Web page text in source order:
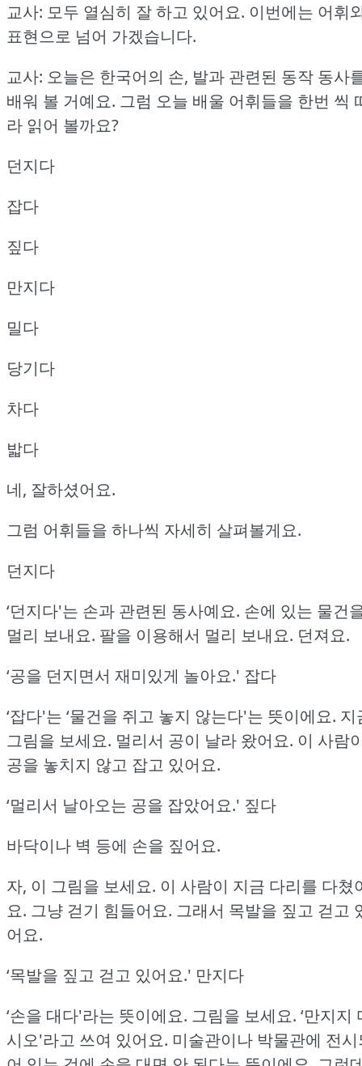
교사: 모두 열심히 잘 하고 있어요. 이번에는 어휘
표현으로 넘어 가겠습니다.
교사: 오늘은 한국어의 손, 발과 관련된 동작 동사
배워 볼 거예요. 그럼 오늘 배울 어휘들을 한번 씩
라 읽어 볼까요?
던지다
잡다
짚다
만지다
밀다
당기다
차다
밟다
네, 잘하셨어요.
그럼 어휘들을 하나씩 자세히 살펴볼게요.
던지다
‘던지다'는 손과 관련된 동사예요. 손에 있는 물건
멀리 보내요. 팔을 이용해서 멀리 보내요. 던져요.
‘공을 던지면서 재미있게 놀아요.' 잡다
‘잡다'는 ‘물건을 쥐고 놓지 않는다'는 뜻이에요. 지
그림을 보세요. 멀리서 공이 날라 왔어요. 이 사람
공을 놓치지 않고 잡고 있어요.
‘멀리서 날아오는 공을 잡았어요.' 짚다
바닥이나 벽 등에 손을 짚어요.
자, 이 그림을 보세요. 이 사람이 지금 다리를 다쳤
요. 그냥 걷기 힘들어요. 그래서 목발을 짚고 걷고
어요.
‘목발을 짚고 걷고 있어요.' 만지다
‘손을 대다'라는 뜻이에요. 그림을 보세요. ‘만지지
시오'라고 쓰여 있어요. 미술관이나 박물관에 전